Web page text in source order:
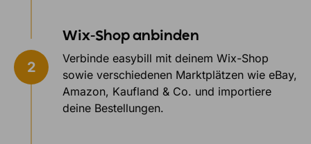
Wix-Shop anbinden
Verbinde easybill mit deinem Wix-Shop
sowie verschiedenen Marktplätzen wie eBay,
Amazon, Kaufland & Co. und importiere
deine Bestellungen.